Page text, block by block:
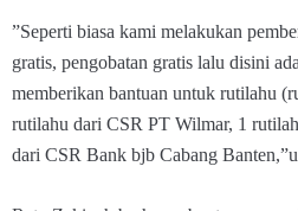
”Seperti biasa kami melakukan
gratis, pengobatan gratis lalu disini
memberikan bantuan untuk rutilahu
rutilahu dari CSR PT Wilmar, 1
dari CSR Bank bjb Cabang